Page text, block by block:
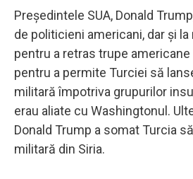
Preşedintele SUA, Donald
de politicieni americani, dar şi
pentru a retras trupe
pentru a permite Turciei să
militară împotriva grupurilor
erau aliate cu Washingtonul.
Donald Trump a somat Turcia
militară din Siria.